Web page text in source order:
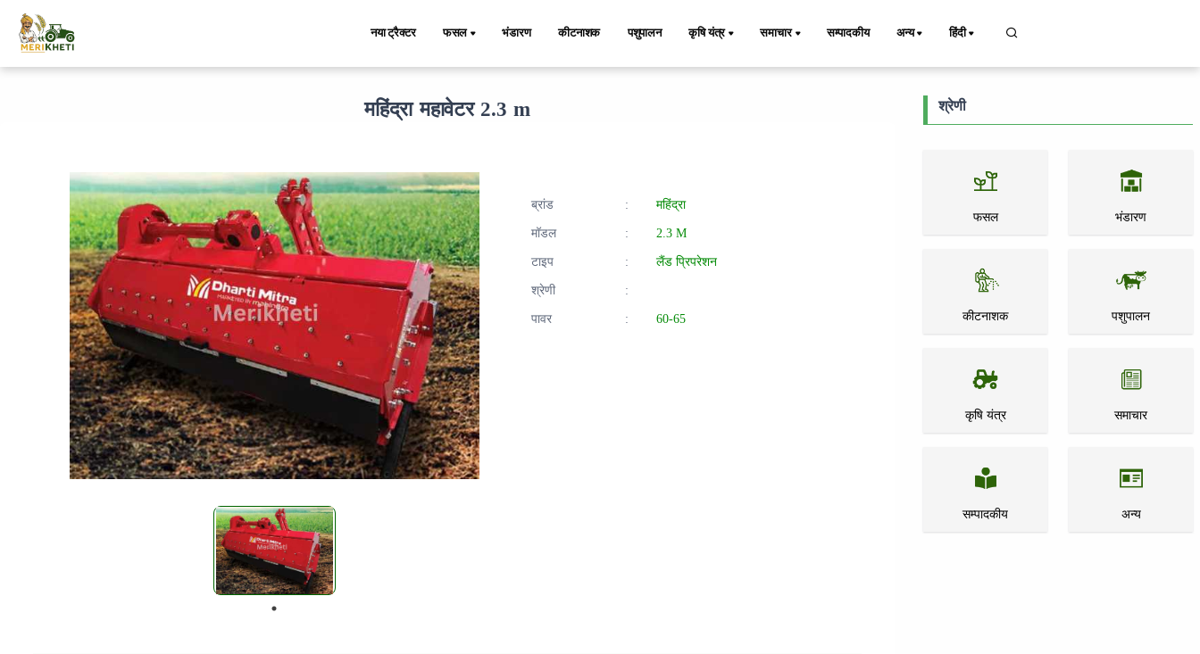
नया ट्रैक्टर फसल भंडारण कीटनाशक पशुपालन कृषि यंत्र समाचार सम्पादकीय अन्य हिंदी
महिंद्रा महावेटर 2.3 m
ब्रांड :
महिंद्रा
मॉडल
:
2.3 M
टाइप
:
लैंड प्रिपरेशन
श्रेणी
:
पावर
: 60-65
श्रेणी
फसल भंडारण
कीटनाशक पशुपालन
कृषि यंत्र समाचार
सम्पादकीय अन्य